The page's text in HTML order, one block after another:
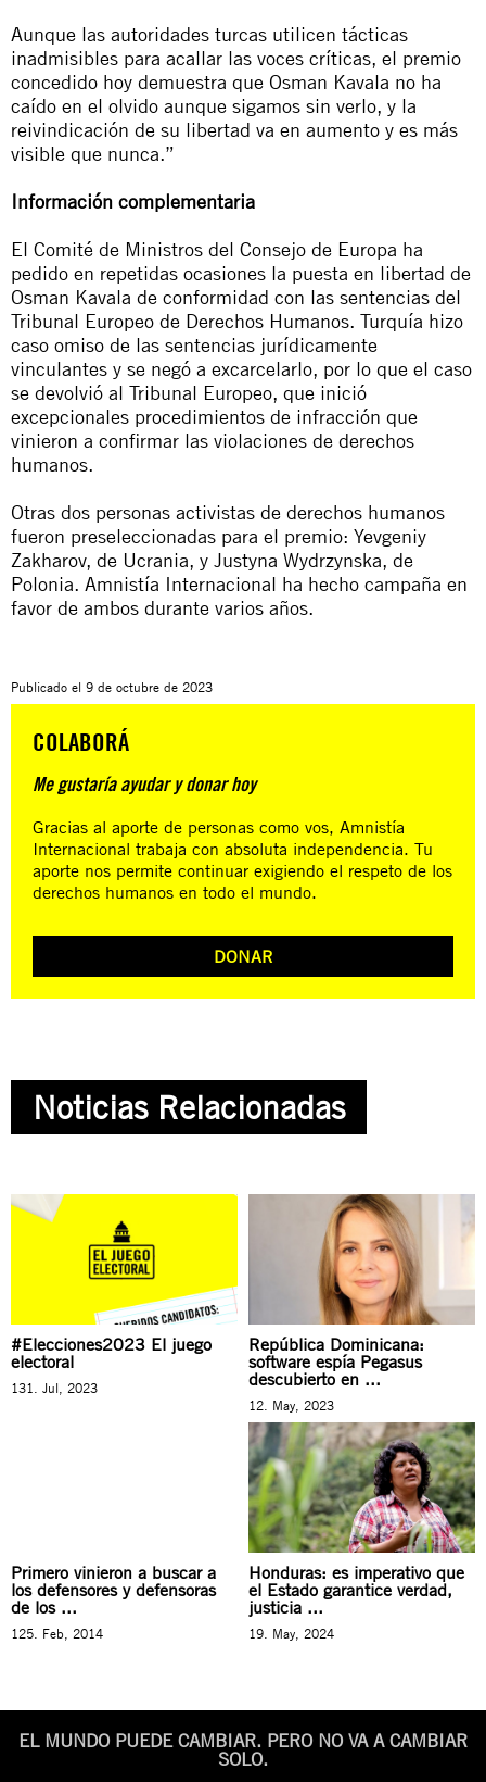
Aunque las autoridades turcas utilicen tácticas
inadmisibles para acallar las voces críticas, el premio
concedido hoy demuestra que Osman Kavala no ha
caído en el olvido aunque sigamos sin verlo, y la
reivindicación de su libertad va en aumento y es más
visible que nunca.”
Información complementaria
El Comité de Ministros del Consejo de Europa ha
pedido en repetidas ocasiones la puesta en libertad de
Osman Kavala de conformidad con las sentencias del
Tribunal Europeo de Derechos Humanos. Turquía hizo
caso omiso de las sentencias jurídicamente
vinculantes y se negó a excarcelarlo, por lo que el caso
se devolvió al Tribunal Europeo, que inició
excepcionales procedimientos de infracción que
vinieron a confirmar las violaciones de derechos
humanos.
Otras dos personas activistas de derechos humanos
fueron preseleccionadas para el premio: Yevgeniy
Zakharov, de Ucrania, y Justyna Wydrzynska, de
Polonia. Amnistía Internacional ha hecho campaña en
favor de ambos durante varios años.
Publicado el 9 de octubre de 2023
COLABORÁ
Me gustaría ayudar y donar hoy
Gracias al aporte de personas como vos, Amnistía
Internacional trabaja con absoluta independencia. Tu
aporte nos permite continuar exigiendo el respeto de los
derechos humanos en todo el mundo.
DONAR
Noticias Relacionadas
#Elecciones2023 El juego
electoral
131. Jul, 2023
República Dominicana:
software espía Pegasus
descubierto en ...
12. May, 2023
Primero vinieron a buscar a
los defensores y defensoras
de los ...
125. Feb, 2014
Honduras: es imperativo que
el Estado garantice verdad,
justicia ...
19. May, 2024
EL MUNDO PUEDE CAMBIAR. PERO NO VA A CAMBIAR
SOLO.